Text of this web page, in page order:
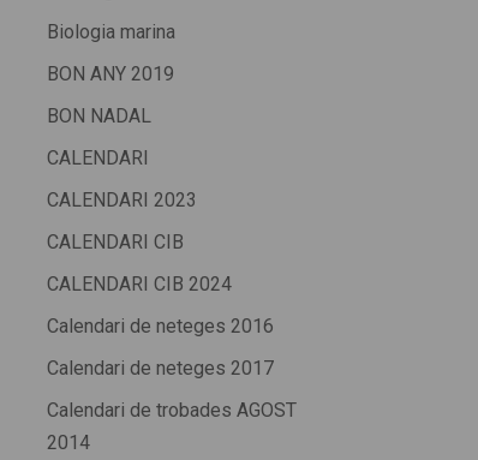
Biologia marina
BON ANY 2019
BON NADAL
CALENDARI
CALENDARI 2023
CALENDARI CIB
CALENDARI CIB 2024
Calendari de neteges 2016
Calendari de neteges 2017
Calendari de trobades AGOST
2014